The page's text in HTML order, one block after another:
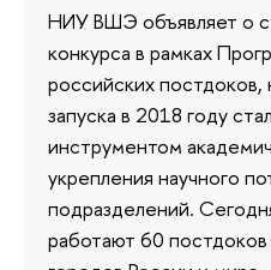
НИУ ВШЭ объявляет о
конкурса в рамках
российских
запуска в 2018 году
инструментом
укрепления научного
подразделений.
работают 60